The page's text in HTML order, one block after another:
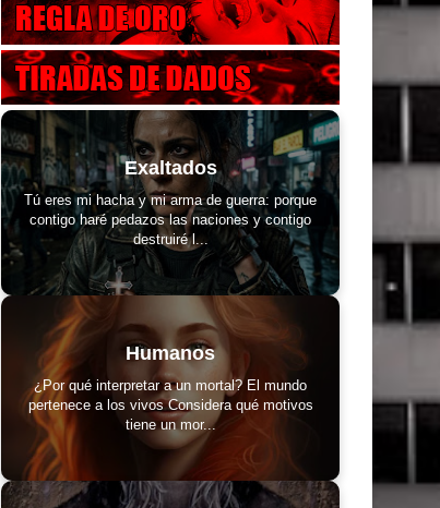
Exaltados
Tú eres mi hacha y mi arma de guerra: porque
contigo haré pedazos las naciones y contigo
destruiré l...
Humanos
¿Por qué interpretar a un mortal? El mundo
pertenece a los vivos Considera qué motivos
tiene un mor...